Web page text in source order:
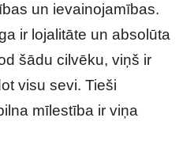
un ievainojamības.
ir lojalitāte un absolūta
šādu cilvēku, viņš ir
visu sevi. Tieši
mīlestība ir viņa